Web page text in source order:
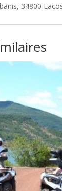
34800